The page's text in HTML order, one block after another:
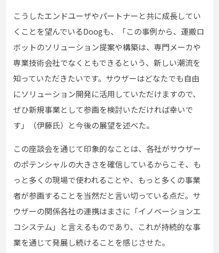
こうしたエンドユーザやパートナーと共に成長してい
くことを望んでいるDoogも、「この事例から、運搬ロ
ボットのソリューション提案や構築は、専門メーカや
専業技術会社でなくともできるという、新しい潮流を
知っていただきたいです。サウザーはどなたでも自由
にソリューション開発に活用していただけますので、
ぜひ新規事業として参画を検討いただければ幸いで
す」（伊藤氏）と今後の展望を述べた。
この座談会を通じて印象的なことは、各社がサウザー
のポテンシャルの大きさを確信しているからこそ、も
っと多くの現場で使われることや、もっと多くの事業
者が参画することを当然だと言い切っている点だ。サ
ウザーの関係各社の連携はまさに「イノベーションエ
コシステム」と言えるものであり、これが持続的な事
業を通じて発展し続けることを感じさせた。